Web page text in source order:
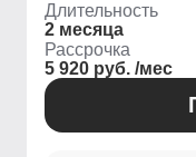
Длительность
2 месяца
Рассрочка
5 920 руб. /мес